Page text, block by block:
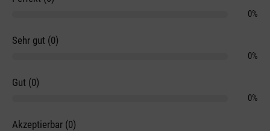
0%
Sehr gut (0)
0%
Gut (0)
0%
Akzeptierbar (0)